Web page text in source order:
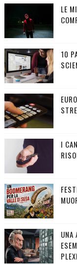
LE
10
I
UNA